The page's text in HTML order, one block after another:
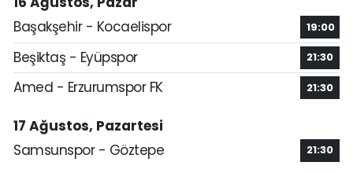
Başakşehir - Kocaelispor
19:00
Beşiktaş - Eyüpspor 21:30
Amed - Erzurumspor FK 21:30
17 Ağustos, Pazartesi
Samsunspor - Göztepe
21:30